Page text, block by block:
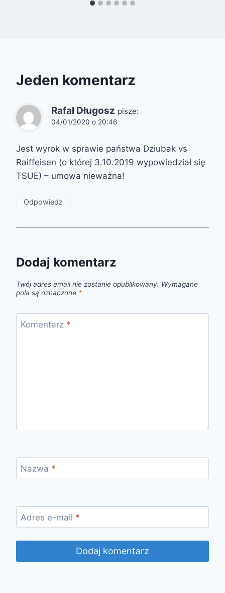
Jeden komentarz
Rafał Długosz pisze:
04/01/2020 o 20:46
Jest wyrok w sprawie państwa Dziubak vs
Raiffeisen (o której 3.10.2019 wypowiedział się
TSUE) – umowa nieważna!
Odpowiedz
Dodaj komentarz
Twój adres email nie zostanie opublikowany. Wymagane
pola są oznaczone *
Komentarz *
Nazwa *
Adres e-mail *